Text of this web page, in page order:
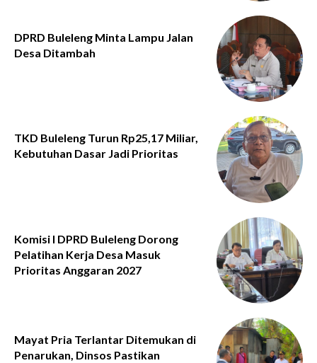
DPRD Buleleng Minta Lampu Jalan
Desa Ditambah
TKD Buleleng Turun Rp25,17 Miliar,
Kebutuhan Dasar Jadi Prioritas
Komisi I DPRD Buleleng Dorong
Pelatihan Kerja Desa Masuk
Prioritas Anggaran 2027
Mayat Pria Terlantar Ditemukan di
Penarukan, Dinsos Pastikan